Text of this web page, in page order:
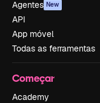
Agentes New
API
App móvel
Todas as ferramentas
Começar
Academy